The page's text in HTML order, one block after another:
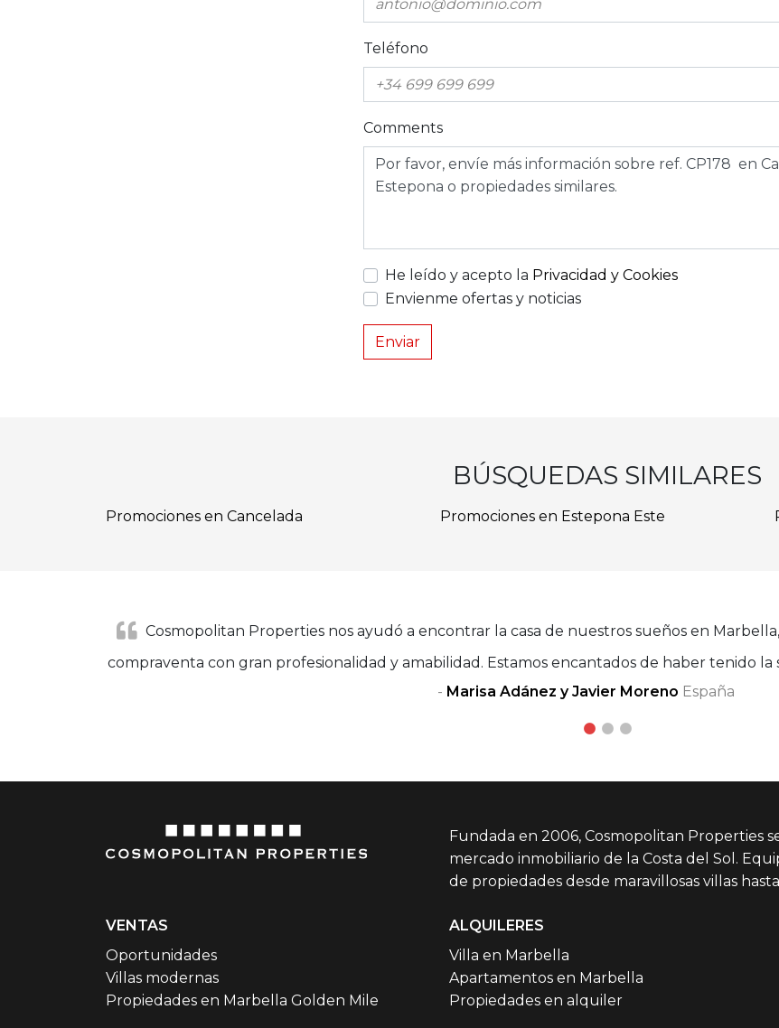
Teléfono
Comments
He leído y acepto la Privacidad y Cookies
Envienme ofertas y noticias
Enviar
BÚSQUEDAS SIMILARES
Promociones en Cancelada Promociones en Estepona Este
Cosmopolitan Properties nos ayudó a encontrar la casa de nuestros sueños en
compraventa con gran profesionalidad y amabilidad. Estamos encantados de haber tenido la
- Marisa Adánez y Javier Moreno España
Miguel A. García
Sufian Mrabet
Fundada en 2006, Cosmopolitan Properties
mercado inmobiliario de la Costa del Sol.
de propiedades desde maravillosas villas
VENTAS
Oportunidades
Villas modernas
Propiedades en Marbella Golden Mile
ALQUILERES
Villa en Marbella
Apartamentos en Marbella
Propiedades en alquiler